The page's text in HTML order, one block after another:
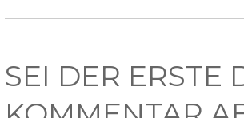
SEI DER ERSTE